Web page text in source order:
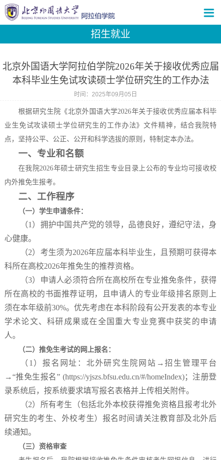
招生就业
北京外国语大学阿拉伯学院2026年关于接收优秀应届
本科毕业生免试攻读硕士学位研究生的工作办法
时间：2025年09月05日
根据研究生院《北京外国语大学2026年关于接收优秀应届本科毕
业生免试攻读硕士学位研究生的工作办法》文件精神，结合我院特
点，坚持公平、公正、公开和科学选拔的原则，特制定本办法。
一、专业和名额
在我院2026年硕士研究生招生专业目录上公布的专业均可接收校
内外推免生报考。
二、工作程序
（一）学生申请条件：
（1）拥护中国共产党的领导，品德良好，遵纪守法，身
心健康。
（2）考生须为2026年应届本科毕业生，且预期可获得本
科所在高校2026年推免生的推荐资格。
（3）申请人必须符合所在高校所在专业推免条件，获得
所在高校的书面推荐证明，且申请人的专业年级排名原则上
须在本年级前30%。优先考虑在本科阶段有公开发表的本专业
学术论文、科研成果或在全国重大专业竞赛中获奖的申请
人。
（二）推免生考试的网上报名：
（1）报名网址：北外研究生院网站→招生管理平台
→“推免生报名” (https://yjszs.bfsu.edu.cn/#/homeIndex)；注册登
录系统后，按系统要求填写报名表格并上传相关附件。
（2）所有考生（包括北外本校获得推免资格且报考北外
研究生的考生、外校考生）报名时间请关注教育部及北外后
续通知。
（三）资格审查